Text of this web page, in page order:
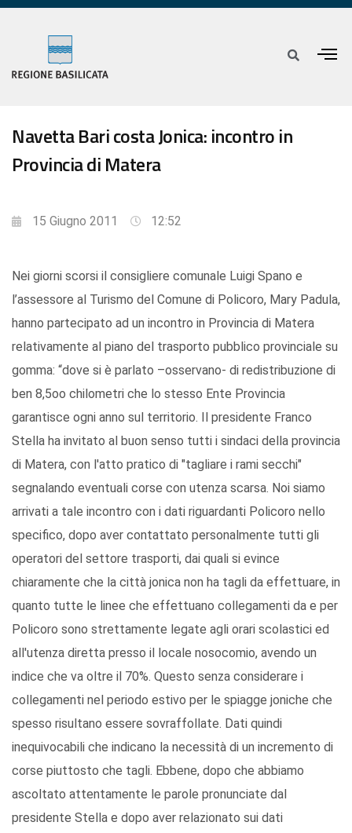
Navetta Bari costa Jonica: incontro in
Provincia di Matera
15 Giugno 2011 12:52
Nei giorni scorsi il consigliere comunale Luigi Spano e
l’assessore al Turismo del Comune di Policoro, Mary Padula,
hanno partecipato ad un incontro in Provincia di Matera
relativamente al piano del trasporto pubblico provinciale su
gomma: “dove si è parlato –osservano- di redistribuzione di
ben 8,5oo chilometri che lo stesso Ente Provincia
garantisce ogni anno sul territorio. Il presidente Franco
Stella ha invitato al buon senso tutti i sindaci della provincia
di Matera, con l'atto pratico di "tagliare i rami secchi"
segnalando eventuali corse con utenza scarsa. Noi siamo
arrivati a tale incontro con i dati riguardanti Policoro nello
specifico, dopo aver contattato personalmente tutti gli
operatori del settore trasporti, dai quali si evince
chiaramente che la città jonica non ha tagli da effettuare, in
quanto tutte le linee che effettuano collegamenti da e per
Policoro sono strettamente legate agli orari scolastici ed
all'utenza diretta presso il locale nosocomio, avendo un
indice che va oltre il 70%. Questo senza considerare i
collegamenti nel periodo estivo per le spiagge joniche che
spesso risultano essere sovraffollate. Dati quindi
inequivocabili che indicano la necessità di un incremento di
corse piuttosto che tagli. Ebbene, dopo che abbiamo
ascoltato attentamente le parole pronunciate dal
presidente Stella e dopo aver relazionato sui dati